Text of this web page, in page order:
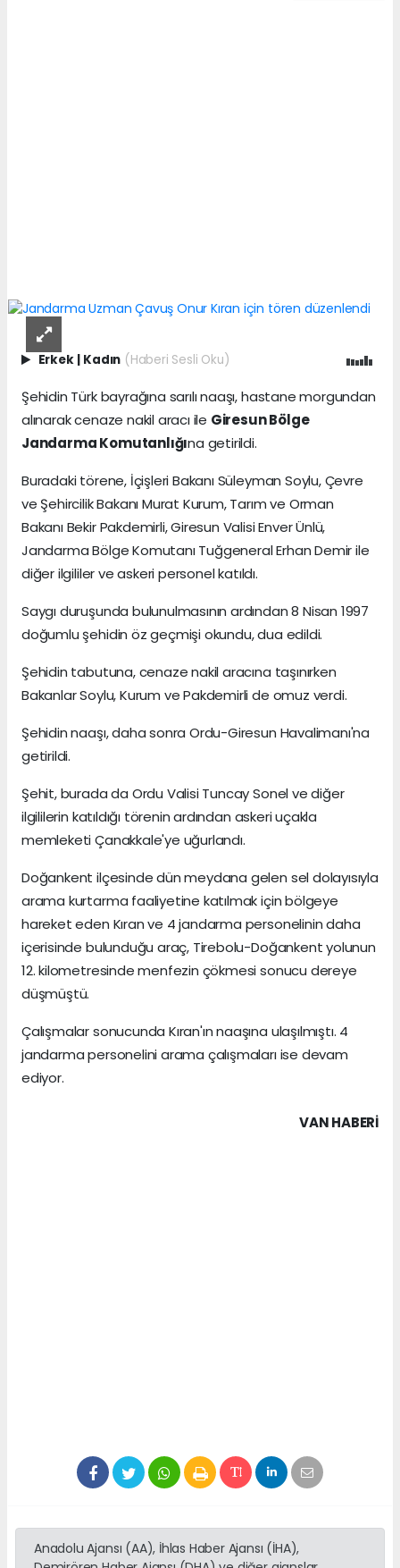
Erkek | Kadın (Haberi Sesli Oku)
Şehidin Türk bayrağına sarılı naaşı, hastane morgundan
alınarak cenaze nakil aracı ile Giresun Bölge
Jandarma Komutanlığına getirildi.
Buradaki törene, İçişleri Bakanı Süleyman Soylu, Çevre
ve Şehircilik Bakanı Murat Kurum, Tarım ve Orman
Bakanı Bekir Pakdemirli, Giresun Valisi Enver Ünlü,
Jandarma Bölge Komutanı Tuğgeneral Erhan Demir ile
diğer ilgililer ve askeri personel katıldı.
Saygı duruşunda bulunulmasının ardından 8 Nisan 1997
doğumlu şehidin öz geçmişi okundu, dua edildi.
Şehidin tabutuna, cenaze nakil aracına taşınırken
Bakanlar Soylu, Kurum ve Pakdemirli de omuz verdi.
Şehidin naaşı, daha sonra Ordu-Giresun Havalimanı'na
getirildi.
Şehit, burada da Ordu Valisi Tuncay Sonel ve diğer
ilgililerin katıldığı törenin ardından askeri uçakla
memleketi Çanakkale'ye uğurlandı.
Doğankent ilçesinde dün meydana gelen sel dolayısıyla
arama kurtarma faaliyetine katılmak için bölgeye
hareket eden Kıran ve 4 jandarma personelinin daha
içerisinde bulunduğu araç, Tirebolu-Doğankent yolunun
12. kilometresinde menfezin çökmesi sonucu dereye
düşmüştü.
Çalışmalar sonucunda Kıran'ın naaşına ulaşılmıştı. 4
jandarma personelini arama çalışmaları ise devam
ediyor.
VAN HABERİ
Anadolu Ajansı (AA), İhlas Haber Ajansı (İHA),